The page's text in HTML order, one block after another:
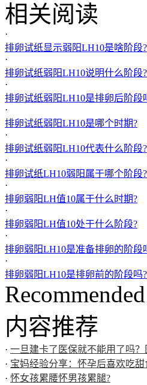
相关阅读
·
排卵试纸显示弱阳LH10是啥阶段?
·
排卵试纸弱阳LH10说明什么阶段?
·
排卵试纸弱阳LH10是排卵后阶段
·
排卵试纸弱阳LH10是哪个时期?
·
排卵试纸弱阳LH10代表什么阶段?
·
排卵试纸LH10弱阳属于哪个阶段?
·
排卵弱阳LH值10属于什么时期?
·
排卵弱阳LH值10处于什么阶段?
·
排卵弱阳LH10是准备排卵的阶段
·
排卵弱阳LH10是排卵前的阶段吗?
内容推荐
· 一旦建卡了医保就不能用了吗？
· 宝妈经验分享：怀孕后喜欢吃
· 怀女孩累腰怀男孩累腿?